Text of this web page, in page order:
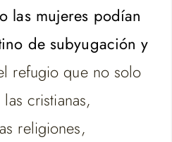
las mujeres podían
de subyugación y
refugio que no solo
cristianas,
religiones,